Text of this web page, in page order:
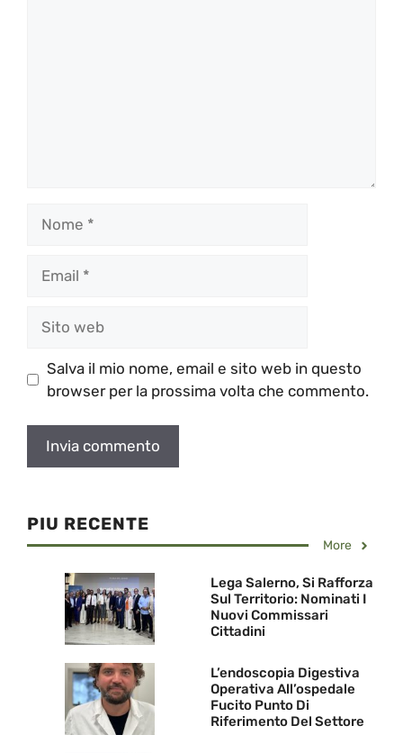
web
Salva il mio nome, email e sito web in questo
browser per la prossima volta che commento.
PIU RECENTE
More
Lega Salerno, Si Rafforza
Sul Territorio: Nominati I
Nuovi Commissari
Cittadini
L’endoscopia Digestiva
Operativa All’ospedale
Fucito Punto Di
Riferimento Del Settore